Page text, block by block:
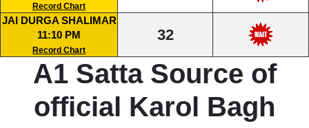
Record Chart
JAI DURGA SHALIMAR
11:10 PM
Record Chart
32
A1 Satta Source of
official Karol Bagh